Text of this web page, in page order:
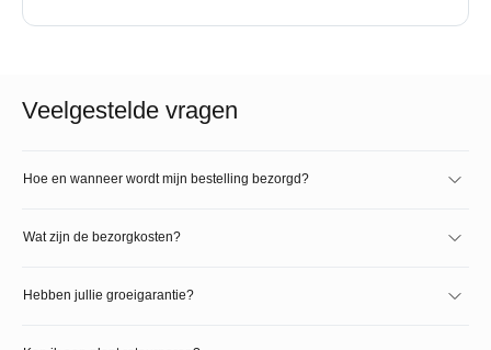
Veelgestelde vragen
Hoe en wanneer wordt mijn bestelling bezorgd?
Wat zijn de bezorgkosten?
Hebben jullie groeigarantie?